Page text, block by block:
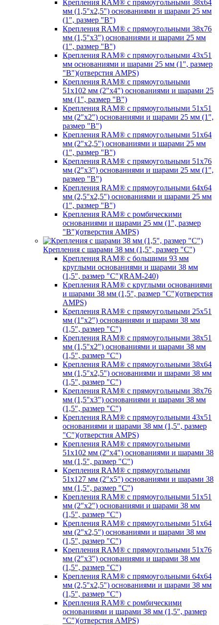
Крепления RAM® с прямоугольными 38х64
мм (1,5"х2,5") основаниями и шарами 25 мм
(1", размер "B")
Крепления RAM® с прямоугольными 38х76
мм (1,5"х3") основаниями и шарами 25 мм
(1", размер "B")
Крепления RAM® с прямоугольными 43x51
мм основаниями и шарами 25 мм (1", размер
"B")(отверстия AMPS)
Крепления RAM® с прямоугольными
51х102 мм (2"х4") основаниями и шарами 25
мм (1", размер "B")
Крепления RAM® с прямоугольными 51х51
мм (2"х2") основаниями и шарами 25 мм (1",
размер "B")
Крепления RAM® с прямоугольными 51х64
мм (2"х2,5") основаниями и шарами 25 мм
(1", размер "B")
Крепления RAM® с прямоугольными 51х76
мм (2"х3") основаниями и шарами 25 мм (1",
размер "B")
Крепления RAM® с прямоугольными 64х64
мм (2,5"х2,5") основаниями и шарами 25 мм
(1", размер "B")
Крепления RAM® с ромбическими
основаниями и шарами 25 мм (1", размер
"B")(отверстия AMPS)
Крепления с шарами 38 мм (1,5", размер "C")
Крепления RAM® с большими 93 мм
круглыми основаниями и шарами 38 мм
(1,5", размер "C")(RAM-240)
Крепления RAM® с круглыми основаниями
и шарами 38 мм (1,5", размер "C")(отверстия
AMPS)
Крепления RAM® с прямоугольными 25х51
мм (1"х2") основаниями и шарами 38 мм
(1,5", размер "C")
Крепления RAM® с прямоугольными 38х51
мм (1,5"х2") основаниями и шарами 38 мм
(1,5", размер "C")
Крепления RAM® с прямоугольными 38х64
мм (1,5"х2,5") основаниями и шарами 38 мм
(1,5", размер "C")
Крепления RAM® с прямоугольными 38х76
мм (1,5"х3") основаниями и шарами 38 мм
(1,5", размер "C")
Крепления RAM® с прямоугольными 43х51
основаниями и шарами 38 мм (1,5", размер
"C")(отверстия AMPS)
Крепления RAM® с прямоугольными
51х102 мм (2"х4") основаниями и шарами 38
мм (1,5", размер "C")
Крепления RAM® с прямоугольными
51х127 мм (2"х5") основаниями и шарами 38
мм (1,5", размер "C")
Крепления RAM® с прямоугольными 51х51
мм (2"х2") основаниями и шарами 38 мм
(1,5", размер "C")
Крепления RAM® с прямоугольными 51х64
мм (2"х2,5") основаниями и шарами 38 мм
(1,5", размер "C")
Крепления RAM® с прямоугольными 51х76
мм (2"х3") основаниями и шарами 38 мм
(1,5", размер "C")
Крепления RAM® с прямоугольными 64х64
мм (2,5"х2,5") основаниями и шарами 38 мм
(1,5", размер "C")
Крепления RAM® с ромбическими
основаниями и шарами 38 мм (1,5", размер
"C")(отверстия AMPS)